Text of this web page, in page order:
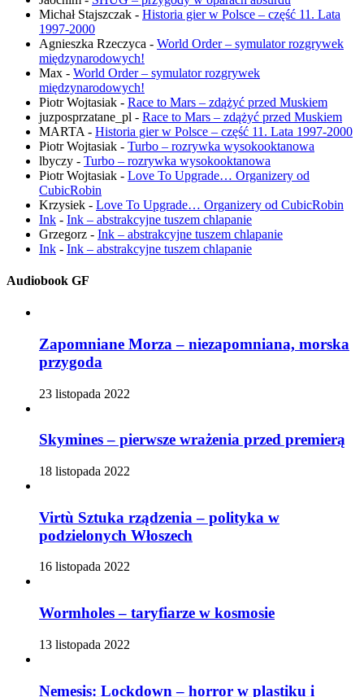
Michał Stajszczak - Historia gier w Polsce – część 11. Lata
1997-2000
Agnieszka Rzeczyca - World Order – symulator rozgrywek
międzynarodowych!
Max - World Order – symulator rozgrywek
międzynarodowych!
Piotr Wojtasiak - Race to Mars – zdążyć przed Muskiem
juzposprzatane_pl - Race to Mars – zdążyć przed Muskiem
MARTA - Historia gier w Polsce – część 11. Lata 1997-2000
Piotr Wojtasiak - Turbo – rozrywka wysokooktanowa
lbyczy - Turbo – rozrywka wysokooktanowa
Piotr Wojtasiak - Love To Upgrade… Organizery od
CubicRobin
Krzysiek - Love To Upgrade… Organizery od CubicRobin
Ink - Ink – abstrakcyjne tuszem chlapanie
Grzegorz - Ink – abstrakcyjne tuszem chlapanie
Ink - Ink – abstrakcyjne tuszem chlapanie
Audiobook GF
Zapomniane Morza – niezapomniana, morska
przygoda
23 listopada 2022
Skymines – pierwsze wrażenia przed premierą
18 listopada 2022
Virtù Sztuka rządzenia – polityka w
podzielonych Włoszech
16 listopada 2022
Wormholes – taryfiarze w kosmosie
13 listopada 2022
Nemesis: Lockdown – horror w plastiku i